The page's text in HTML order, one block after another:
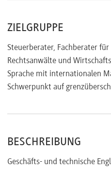
ZIELGRUPPE
Steuerberater, Fachberater
Rechtsanwälte und
Sprache mit internationalen
Schwerpunkt auf
BESCHREIBUNG
Geschäfts- und technische